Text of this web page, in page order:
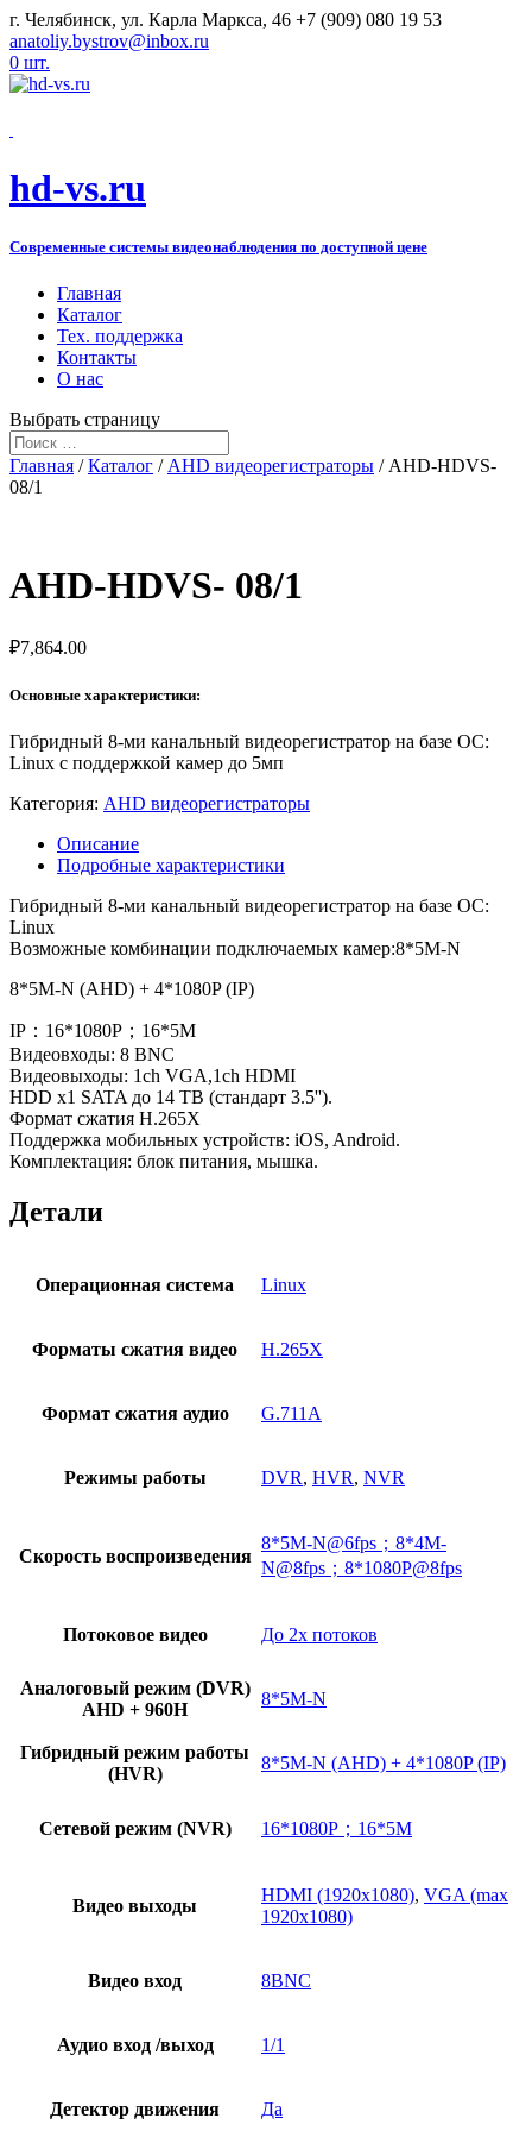
г. Челябинск, ул. Карла Маркса, 46 +7 (909) 080 19 53
anatoliy.bystrov@inbox.ru
0 шт.
hd-vs.ru
Современные системы видеонаблюдения по доступной цене
Главная
Каталог
Тех. поддержка
Контакты
О нас
Выбрать страницу
Главная /Каталог / AHD видеорегистраторы / AHD-HDVS-
08/1
AHD-HDVS- 08/1
₽7,864.00
Основные характеристики:
Гибридный 8-ми канальный видеорегистратор на базе ОС:
Linux с поддержкой камер до 5мп
Категория: AHD видеорегистраторы
Описание
Подробные характеристики
Гибридный 8-ми канальный видеорегистратор на базе ОС:
Linux
Возможные комбинации подключаемых камер:8*5M-N
8*5M-N (AHD) + 4*1080P (IP)
IP：16*1080P；16*5M
Видеовходы: 8 BNC
Видеовыходы: 1ch VGA,1ch HDMI
HDD x1 SATA до 14 TB (стандарт 3.5'').
Формат сжатия H.265X
Поддержка мобильных устройств: iOS, Android.
Комплектация: блок питания, мышка.
Детали
Операционная система Linux
Форматы сжатия видео H.265X
Формат сжатия аудио G.711A
Режимы работы DVR, HVR, NVR
Скорость воспроизведения
8*5M-N@6fps；8*4M-
N@8fps；8*1080P@8fps
Потоковое видео До 2х потоков
Аналоговый режим (DVR)
AHD + 960H
8*5M-N
Гибридный режим работы
(HVR)
8*5M-N (AHD) + 4*1080P (IP)
Сетевой режим (NVR) 16*1080P；16*5M
Видео выходы
HDMI (1920х1080), VGA (max
1920х1080)
Видео вход 8BNC
Аудио вход /выход 1/1
Детектор движения Да